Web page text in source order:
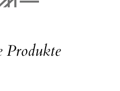
Produkte